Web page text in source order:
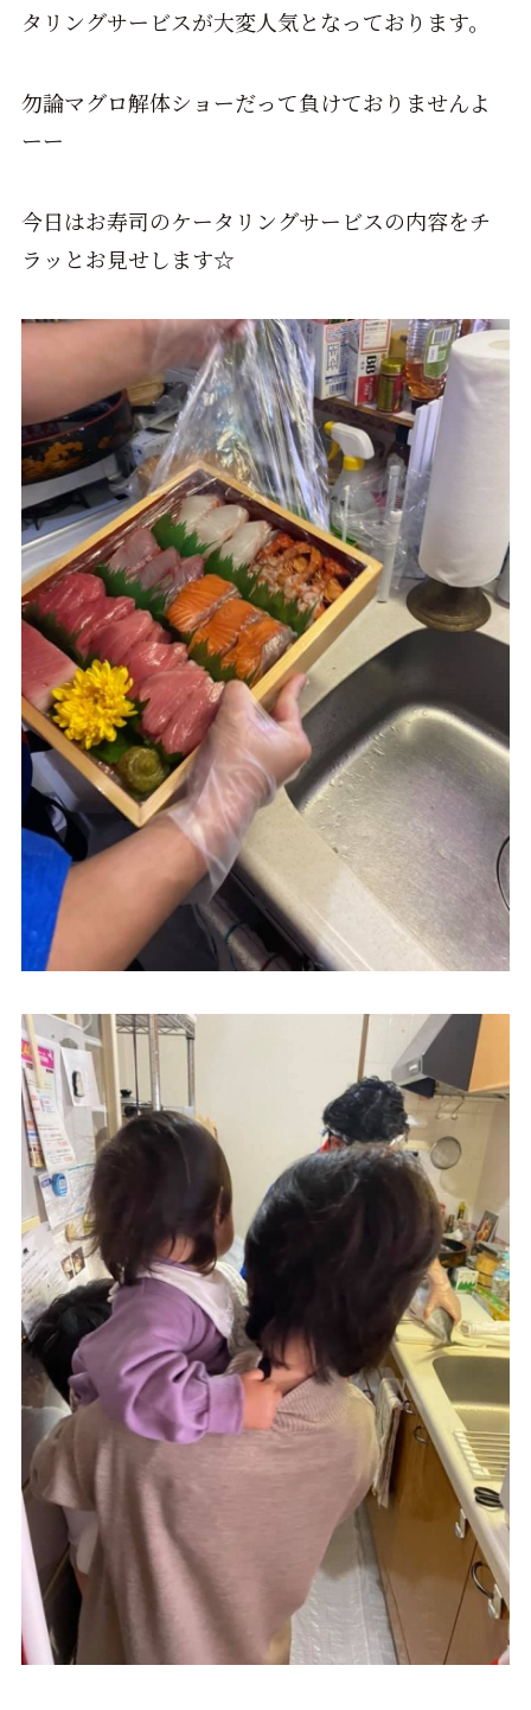
タリングサービスが大変人気となっております。
勿論マグロ解体ショーだって負けておりませんよ
ーー
今日はお寿司のケータリングサービスの内容をチ
ラッとお見せします☆